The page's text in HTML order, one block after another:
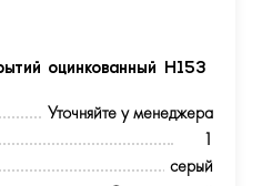
оцинкованный Н153
Уточняйте у менеджера
1
серый